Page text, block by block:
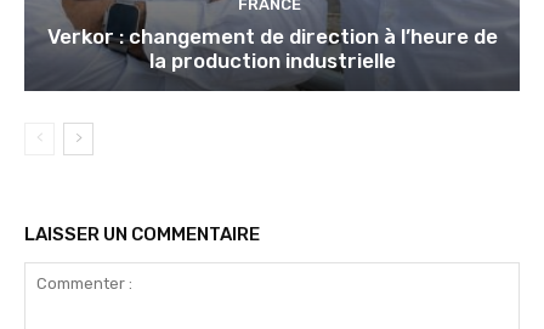
FRANCE
Verkor : changement de direction à l’heure de
la production industrielle
LAISSER UN COMMENTAIRE